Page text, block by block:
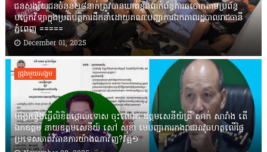
ជនសង្ស័យជនចំនួន២៨នាក់ត្រូវបានឃាត់ខ្លួនពាក់ព័ន្ធការឆបោកតាមប្រព័ន្ធ
បច្ចេកវិទ្យាក្នុងប្រតិបត្តិការដឹកនាំដោយគណៈបញ្ជាការឯកភាពរដ្ឋបាលរាជធានី
ភ្នំពេញ ‎=====
December 01, 2025
ជ្រុងមួយសង្គម
បង្វែររឿងធ្វើលិខិតថ្កោលទោស ចុះលោក ឧត្តមសេនីយ៍ត្រី សាក់ សារាំង តើ
ឯកឧត្តម នាយឧត្តមសេនីយ៍ សៅ សុខា មេបញ្ជាការកងរាជអាវុធហត្ថលើផ្ទៃ
ប្រទេសចាត់វិធានការយ៉ាងណាវិញ?វគ្គ១